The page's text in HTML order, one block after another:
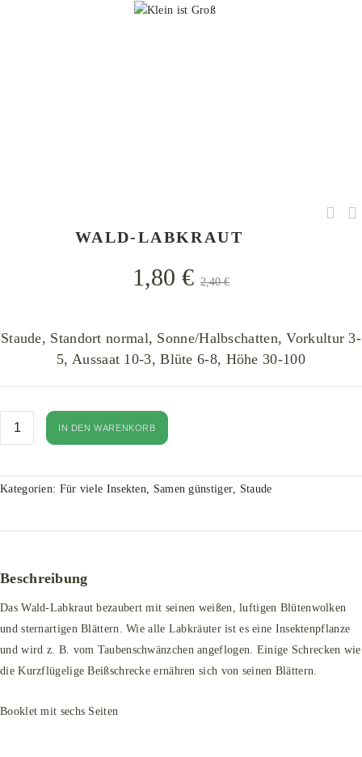
WALD-LABKRAUT
1,80 € 2,40€
Staude, Standort normal, Sonne/Halbschatten, Vorkultur 3-
5, Aussaat 10-3, Blüte 6-8, Höhe 30-100
IN DEN WARENKORB
Kategorien: Für viele Insekten, Samen günstiger, Staude
Beschreibung
Das Wald-Labkraut bezaubert mit seinen weißen, luftigen Blütenwolken
und sternartigen Blättern. Wie alle Labkräuter ist es eine Insektenpflanze
und wird z. B. vom Taubenschwänzchen angeflogen. Einige Schrecken wie
die Kurzflügelige Beißschrecke ernähren sich von seinen Blättern.
Booklet mit sechs Seiten